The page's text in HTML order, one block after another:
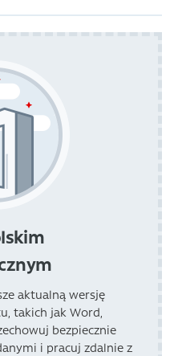
aktualną wersję
takich jak Word,
bezpiecznie
i pracuj zdalnie z